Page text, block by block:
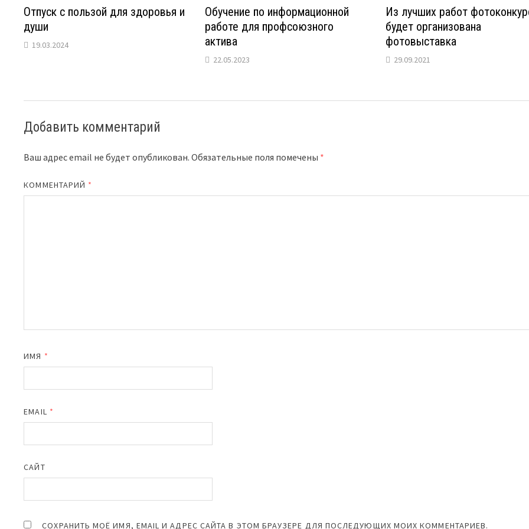
Отпуск с пользой для здоровья и
души
19.03.2024
Обучение по информационной
работе для профсоюзного
актива
22.05.2023
Из лучших работ
будет организована
фотовыставка
29.09.2021
Добавить комментарий
Ваш адрес email не будет опубликован. Обязательные поля помечены *
КОММЕНТАРИЙ *
ИМЯ *
EMAIL *
САЙТ
СОХРАНИТЬ МОЁ ИМЯ, EMAIL И АДРЕС САЙТА В ЭТОМ БРАУЗЕРЕ ДЛЯ ПОСЛЕДУЮЩИХ МОИХ КОММЕНТАРИЕВ.